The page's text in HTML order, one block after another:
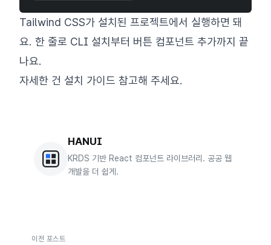
Tailwind CSS가 설치된 프로젝트에서 실행하면 돼
요. 한 줄로 CLI 설치부터 버튼 컴포넌트 추가까지 끝
나요.
자세한 건 설치 가이드 참고해 주세요.
HANUI
KRDS 기반 React 컴포넌트 라이브러리. 공공 웹
개발을 더 쉽게.
이전 포스트